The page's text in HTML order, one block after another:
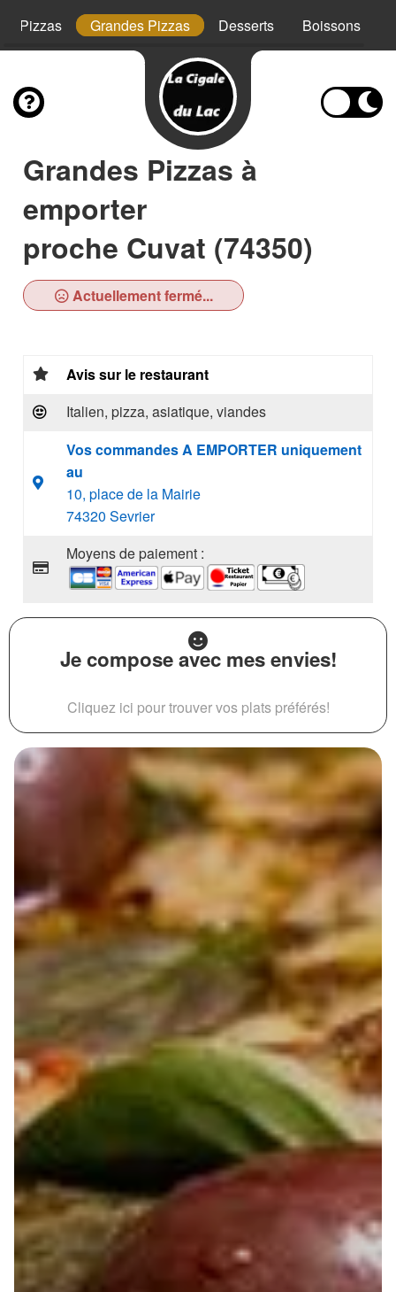
Pizzas Grandes Pizzas Desserts Boissons
Grandes Pizzas à
emporter
proche Cuvat (74350)
Actuellement fermé...
Avis sur le restaurant
Italien, pizza, asiatique, viandes
Vos commandes A EMPORTER uniquement
au
10, place de la Mairie
74320 Sevrier
Moyens de paiement :
Je compose avec mes envies!
Cliquez ici pour trouver vos plats préférés!